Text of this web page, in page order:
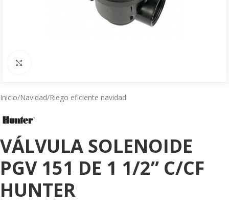
Inicio/Navidad/Riego eficiente navidad
VÁLVULA SOLENOIDE
PGV 151 DE 1 1/2” C/CF
HUNTER